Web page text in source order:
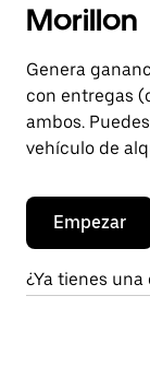
Morillon
Genera
con entregas
ambos.
vehículo de
Empezar
¿Ya tienes